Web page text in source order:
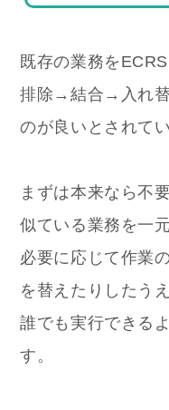
既存の業務を
排除→結合→入れ
のが良いとされてい
まずは本来なら不
似ている業務を一
必要に応じて作業
を替えたりしたう
誰でも実行できる
す。